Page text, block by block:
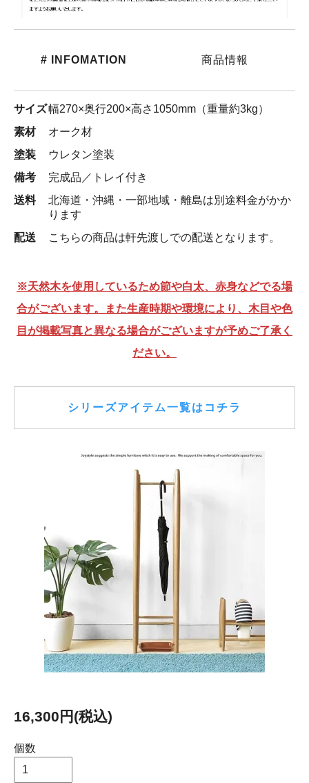
# INFOMATION 商品情報
サイズ幅270×奥行200×高さ1050mm（重量約3kg）
素材
オーク材
塗装
ウレタン塗装
備考
完成品／トレイ付き
送料
北海道・沖縄・一部地域・離島は別途料金がかか
ります
配送
こちらの商品は軒先渡しでの配送となります。
※天然木を使用しているため節や白太、赤身などでる場
合がございます。また生産時期や環境により、木目や色
目が掲載写真と異なる場合がございますが予めご了承く
ださい。
シリーズアイテム一覧はコチラ
16,300円(税込)
個数